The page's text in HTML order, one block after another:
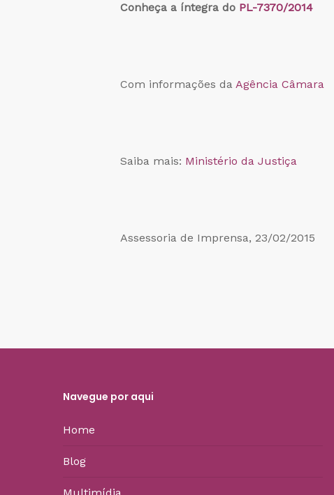
Conheça a íntegra do PL-7370/2014
Com informações da Agência Câmara
Saiba mais: Ministério da Justiça
Assessoria de Imprensa, 23/02/2015
Navegue por aqui
Home
Blog